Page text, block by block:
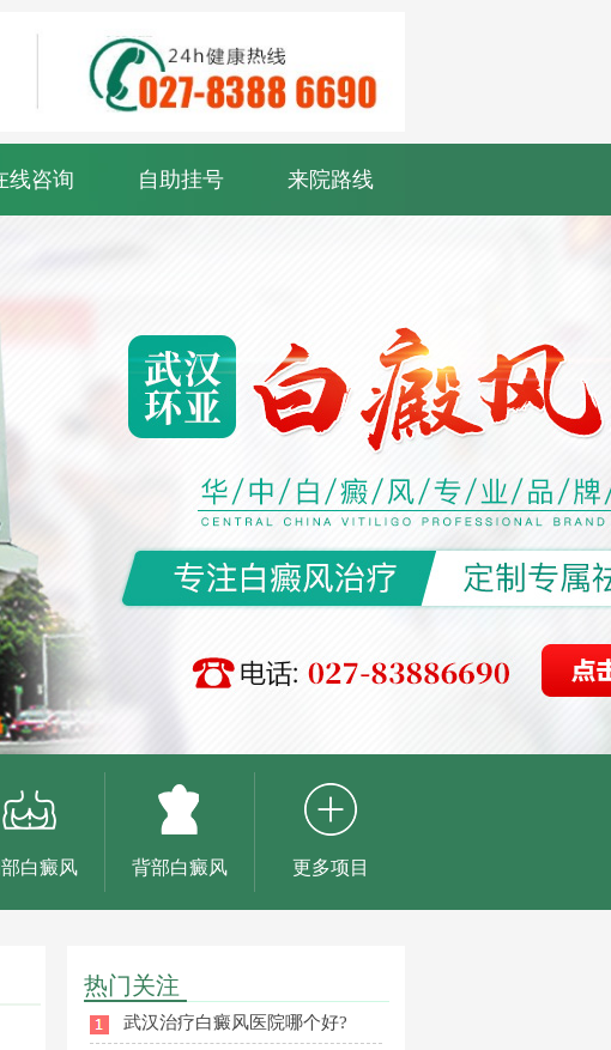
线咨询 自助挂号 来院路线
白癜风 背部白癜风 更多项目
热门关注
武汉治疗白癜风医院哪个好?